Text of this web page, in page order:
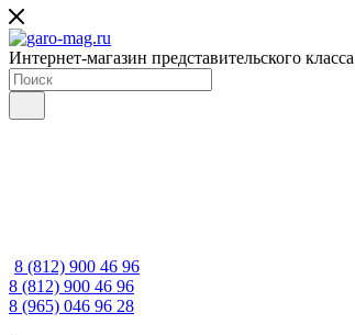
Интернет-магазин представительского класса
8 (812) 900 46 96
8 (812) 900 46 96
8 (965) 046 96 28